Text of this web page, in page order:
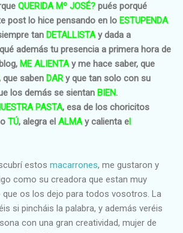
QUERIDA Mº JOSÉ? pués porqué
post lo hice pensando en lo ESTUPENDA
tan DETALLISTAy dada a
además tu presencia a primera hora de
ME ALIENTAy me hace saber, que
que saben DARy que tan solo con su
los demás se sientan BIEN.
PASTA, esa de los choricitos
TÚ, alegra el ALMAy calienta e
estos macarrones, me gustaron y
como su creadora que estan muy
que os los dejo para todos vosotros. La
si pincháis la palabra, y además veréis
con una gran creatividad, mujer de